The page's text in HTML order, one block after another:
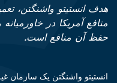
هدف انستیتو واشنگتن،
منافع آمریکا در
حفظ آن منافع است.